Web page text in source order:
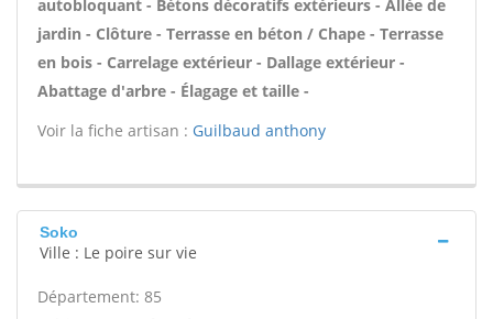
autobloquant - Bétons décoratifs extérieurs - Allée de
jardin - Clôture - Terrasse en béton / Chape - Terrasse
en bois - Carrelage extérieur - Dallage extérieur -
Abattage d'arbre - Élagage et taille -
Voir la fiche artisan : Guilbaud anthony
Soko
Ville : Le poire sur vie
Département: 85